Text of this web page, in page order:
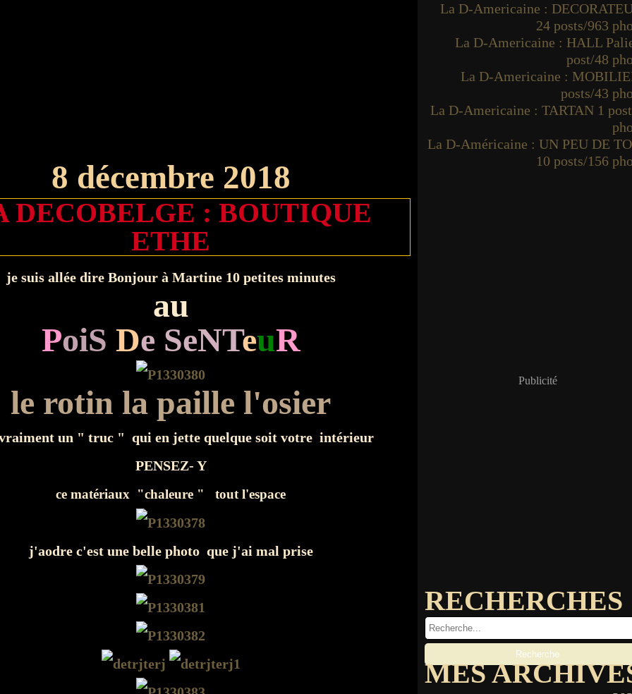
8 décembre 2018
DECOBELGE : BOUTIQUE
ETHE
je suis allée dire Bonjour à Martine 10 petites minutes
au
PoiS De SeNTeuR
le rotin la paille l'osier
un " truc " qui en jette quelque soit votre intérieur
PENSEZ- Y
ce matériaux "chaleure " tout l'espace
j'aodre c'est une belle photo que j'ai mal prise
La D-Americaine :
24 posts/963
La D-Americaine : HALL
post/48
La D-Americaine :
posts/43
La D-Americaine : TARTAN 1
La D-Américaine : UN PEU DE
10 posts/156
Publicité
RECHERCHES
MES